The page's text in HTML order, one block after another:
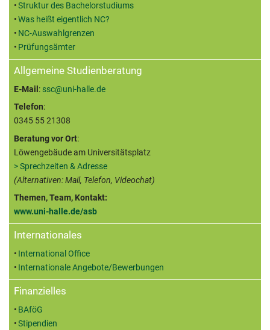
Struktur des Bachelorstudiums
Was heißt eigentlich NC?
NC-Auswahlgrenzen
Prüfungsämter
Allgemeine Studienberatung
E-Mail : ssc@uni-halle.de
Telefon:
0345 55 21308
Beratung vor Ort:
Löwengebäude am Universitätsplatz
> Sprechzeiten & Adresse
(Alternativen: Mail, Telefon, Videochat)
Themen, Team, Kontakt:
www.uni-halle.de/asb
Internationales
International Office
Internationale Angebote/Bewerbungen
Finanzielles
BAföG
Stipendien